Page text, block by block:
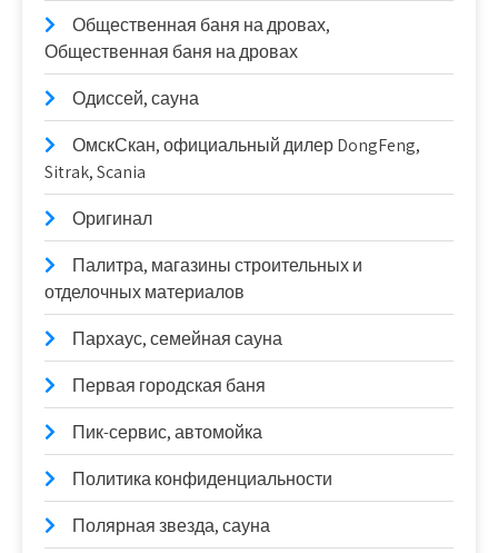
Общественная баня на дровах,
Общественная баня на дровах
Одиссей, сауна
ОмскСкан, официальный дилер DongFeng,
Sitrak, Scania
Оригинал
Палитра, магазины строительных и
отделочных материалов
Пархаус, семейная сауна
Первая городская баня
Пик-сервис, автомойка
Политика конфиденциальности
Полярная звезда, сауна